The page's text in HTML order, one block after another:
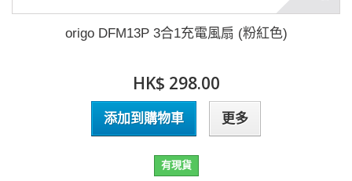
origo DFM13P 3合1充電風扇 (粉紅色)
HK$ 298.00
添加到購物車 更多
有現貨